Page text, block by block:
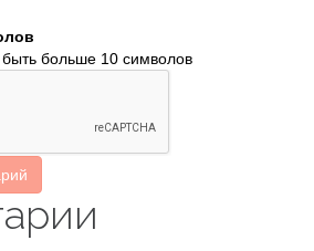
больше 10 символов